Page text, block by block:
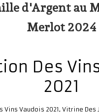
d'Argent au
Merlot 2024
Des
2021
Vins Vaudois 2021, Vitrine Des